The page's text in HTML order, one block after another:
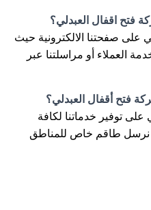
اقفال العبدلي؟
على صفحتنا الالكترونية حيث
العملاء أو مراسلتنا عبر
فتح أقفال العبدلي؟
توفير خدماتنا لكافة
نرسل طاقم خاص للمناطق